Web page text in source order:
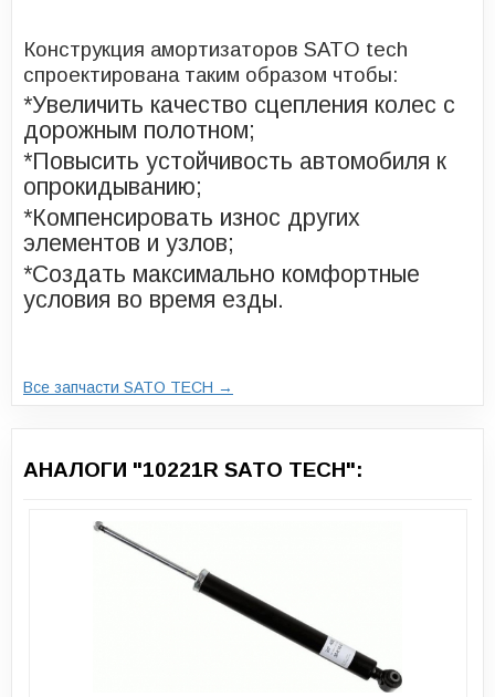
Конструкция амортизаторов SATO tech
спроектирована таким образом чтобы:
*Увеличить качество сцепления колес с
дорожным полотном;
*Повысить устойчивость автомобиля к
опрокидыванию;
*Компенсировать износ других
элементов и узлов;
*Создать максимально комфортные
условия во время езды.
Все запчасти SATO TECH →
АНАЛОГИ "10221R SATO TECH":